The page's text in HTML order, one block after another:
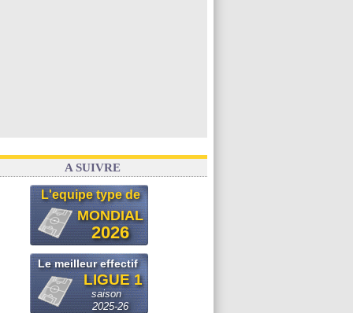
A SUIVRE
L'equipe type de
MONDIAL
2026
Le meilleur effectif
LIGUE 1
saison
2025-26